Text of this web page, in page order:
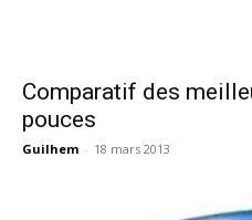
Comparatif des
pouces
Guilhem - 18 mars 2013